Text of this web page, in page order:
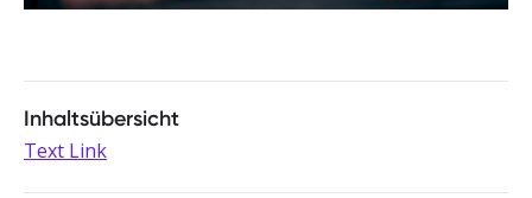
Inhaltsübersicht
Text Link